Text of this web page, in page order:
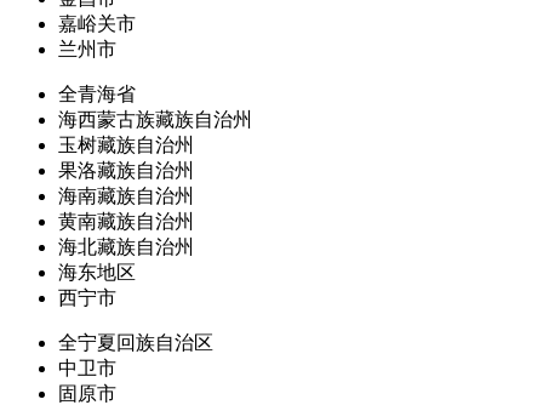
嘉峪关市
兰州市
全青海省
海西蒙古族藏族自治州
玉树藏族自治州
果洛藏族自治州
海南藏族自治州
黄南藏族自治州
海北藏族自治州
海东地区
西宁市
全宁夏回族自治区
中卫市
固原市